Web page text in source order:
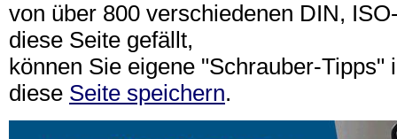
von über 800 verschiedenen DIN,
diese Seite gefällt,
können Sie eigene "Schrauber-Tipps"
diese Seite speichern.